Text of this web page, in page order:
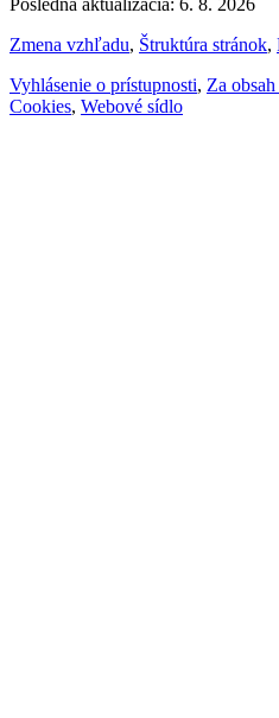
Zmena vzhľadu, Štruktúra stránok,
Vyhlásenie o prístupnosti, Za
Cookies, Webové sídlo